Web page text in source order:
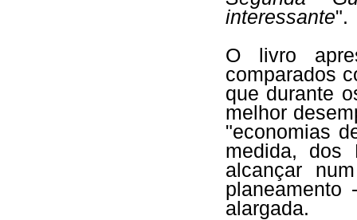
interessante".
O livro
comparados
que durante
melhor
"economias
medida, dos
alcançar
planeamento
alargada.